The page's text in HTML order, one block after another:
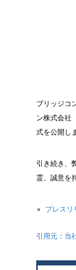
ブリッジコ
ン株式会社
式を公開し
引き続き、
霊、誠意を
プレスリ
引用元： 当